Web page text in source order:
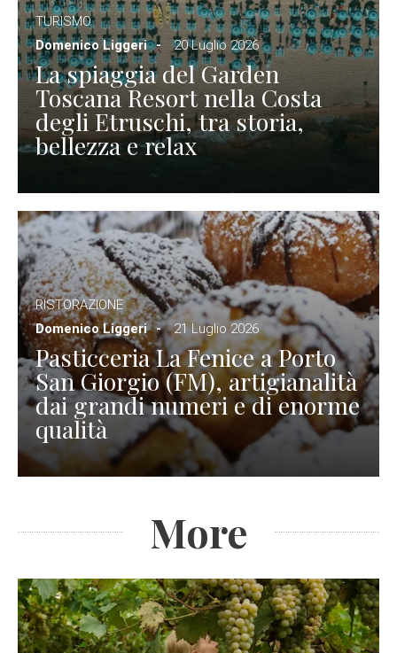
TURISMO
Domenico Liggeri
20 Luglio 2026
La spiaggia del Garden
Toscana Resort nella Costa
degli Etruschi, tra storia,
bellezza e relax
RISTORAZIONE
Domenico Liggeri
21 Luglio 2026
Pasticceria La Fenice a Porto
San Giorgio (FM), artigianalità
dai grandi numeri e di enorme
qualità
More